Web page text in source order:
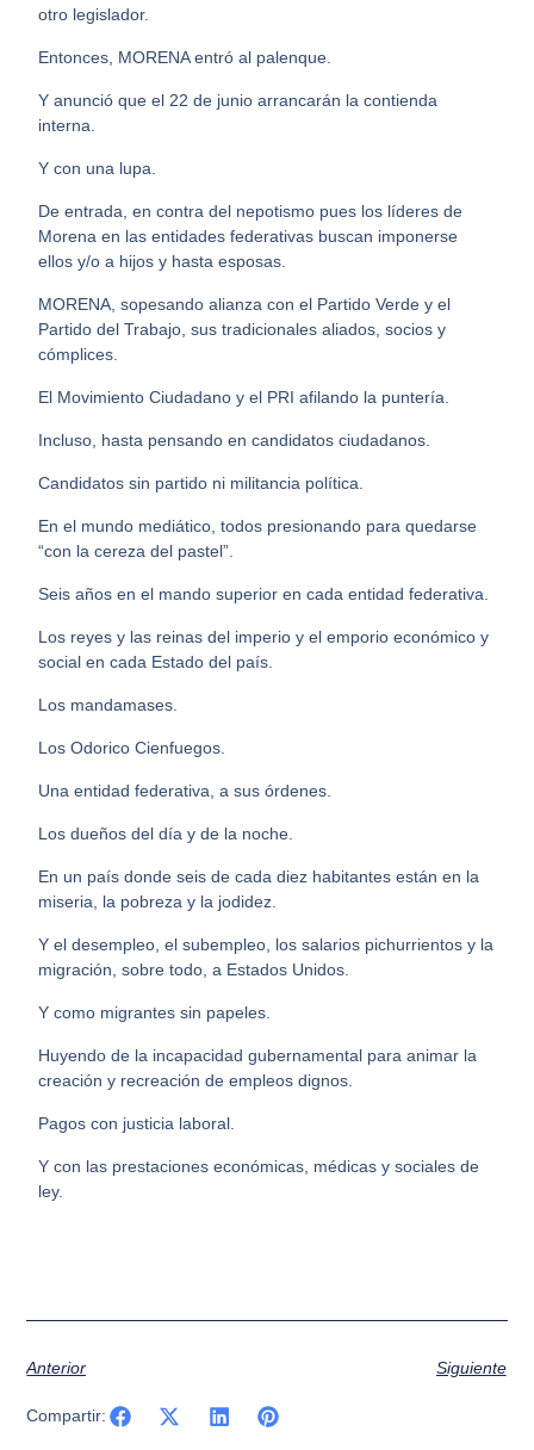
otro legislador.
Entonces, MORENA entró al palenque.
Y anunció que el 22 de junio arrancarán la contienda
interna.
Y con una lupa.
De entrada, en contra del nepotismo pues los líderes de
Morena en las entidades federativas buscan imponerse
ellos y/o a hijos y hasta esposas.
MORENA, sopesando alianza con el Partido Verde y el
Partido del Trabajo, sus tradicionales aliados, socios y
cómplices.
El Movimiento Ciudadano y el PRI afilando la puntería.
Incluso, hasta pensando en candidatos ciudadanos.
Candidatos sin partido ni militancia política.
En el mundo mediático, todos presionando para quedarse
“con la cereza del pastel”.
Seis años en el mando superior en cada entidad federativa.
Los reyes y las reinas del imperio y el emporio económico y
social en cada Estado del país.
Los mandamases.
Los Odorico Cienfuegos.
Una entidad federativa, a sus órdenes.
Los dueños del día y de la noche.
En un país donde seis de cada diez habitantes están en la
miseria, la pobreza y la jodidez.
Y el desempleo, el subempleo, los salarios pichurrientos y la
migración, sobre todo, a Estados Unidos.
Y como migrantes sin papeles.
Huyendo de la incapacidad gubernamental para animar la
creación y recreación de empleos dignos.
Pagos con justicia laboral.
Y con las prestaciones económicas, médicas y sociales de
ley.
Anterior Siguiente
Compartir: